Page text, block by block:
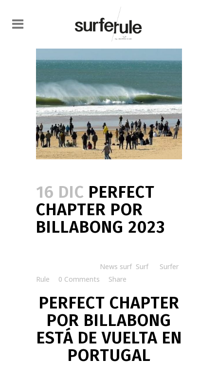
16 DIC PERFECT
CHAPTER POR
BILLABONG 2023
News surf Surf
Surfer
Rule
0 Comments Share
PERFECT CHAPTER
POR BILLABONG
ESTÁ DE VUELTA EN
PORTUGAL